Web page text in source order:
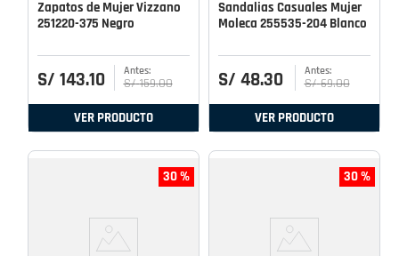
Zapatos de Mujer Vizzano
251220-375 Negro
S/ 143.10 S/ 159.00
VER PRODUCTO
Sandalias Casuales Mujer
Moleca 255535-204 Blanco
S/ 48.30 S/ 69.00
VER PRODUCTO
30 % 30 %